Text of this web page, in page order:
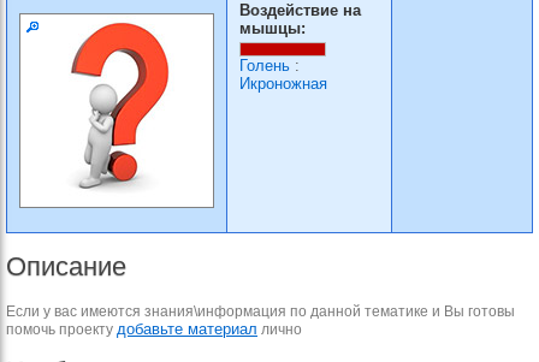
Воздействие на
мышцы:
Голень :
Икроножная
Описание
Если у вас имеются знания\информация по данной тематике и Вы готовы
помочь проекту добавьте материал лично